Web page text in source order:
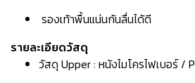
รองเท้าพื้นแน่นกันลื่นได้ดี
รายละเอียดวัสดุ
วัสดุ Upper : หนังไมโครไฟเบอร์ /